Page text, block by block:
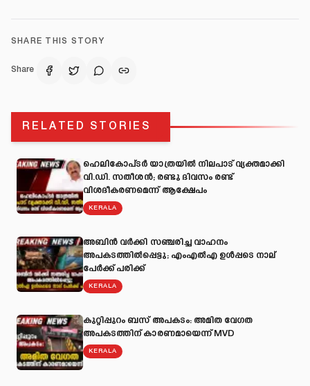
SHARE THIS STORY
Share
RELATED STORIES
ഹെലികോപ്ടർ യാത്രയിൽ നിലപാട് വ്യക്തമാക്കി
വി.ഡി. സതീശൻ; രണ്ടു ദിവസം രണ്ട്
വിശദീകരണമെന്ന് ആക്ഷേപം
KERALA
അബിന്‍ വര്‍ക്കി സഞ്ചരിച്ച വാഹനം
അപകടത്തില്‍പ്പെട്ടു; എംഎല്‍എ ഉള്‍പ്പടെ നാല്
പേര്‍ക്ക് പരിക്ക്
KERALA
കുറ്റിപ്പുറം ബസ് അപകടം: അമിത വേഗത
അപകടത്തിന് കാരണമായെന്ന് MVD
KERALA